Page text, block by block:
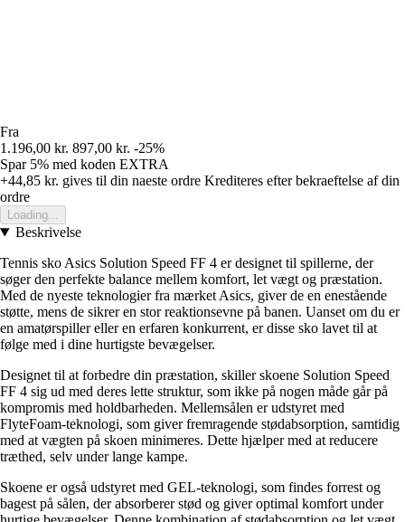
Fra
1.196,00 kr. 897,00 kr. -25%
Spar 5% med koden EXTRA
+44,85 kr. gives til din naeste ordre Krediteres efter bekraeftelse af din
ordre
Loading...
Beskrivelse
Tennis sko Asics Solution Speed FF 4 er designet til spillerne, der
søger den perfekte balance mellem komfort, let vægt og præstation.
Med de nyeste teknologier fra mærket Asics, giver de en enestående
støtte, mens de sikrer en stor reaktionsevne på banen. Uanset om du er
en amatørspiller eller en erfaren konkurrent, er disse sko lavet til at
følge med i dine hurtigste bevægelser.
Designet til at forbedre din præstation, skiller skoene Solution Speed
FF 4 sig ud med deres lette struktur, som ikke på nogen måde går på
kompromis med holdbarheden. Mellemsålen er udstyret med
FlyteFoam-teknologi, som giver fremragende stødabsorption, samtidig
med at vægten på skoen minimeres. Dette hjælper med at reducere
træthed, selv under lange kampe.
Skoene er også udstyret med GEL-teknologi, som findes forrest og
bagest på sålen, der absorberer stød og giver optimal komfort under